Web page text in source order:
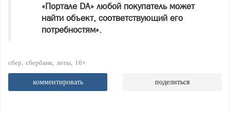
«Портале DA» любой покупатель может
найти объект, соответствующий его
потребностям».
сбер сбербанк лоты 16+
комментировать поделиться